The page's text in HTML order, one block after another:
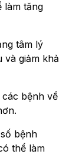
làm tăng
tâm lý
và giảm khả
bệnh về
bệnh
thể làm